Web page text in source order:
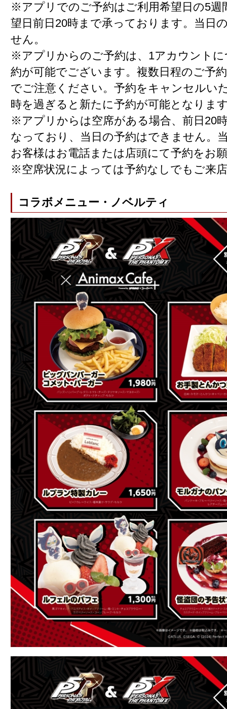
※アプリでのご予約はご利用希望日の5週
望日前日20時まで承っております。当日
せん。
※アプリからのご予約は、1アカウントに
約が可能でございます。複数日程のご予
でご注意ください。予約をキャンセルい
時を過ぎると新たに予約が可能となりま
※アプリからは空席がある場合、前日20
なっており、当日の予約はできません。
お客様はお電話または店頭にて予約をお
※空席状況によっては予約なしでもご来
コラボメニュー・ノベルティ